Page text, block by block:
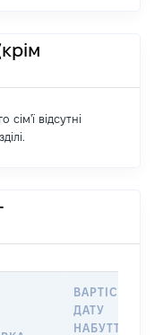
відсутні
ВАРТІСТЬ НА
ДАТУ
НАБУТТЯ